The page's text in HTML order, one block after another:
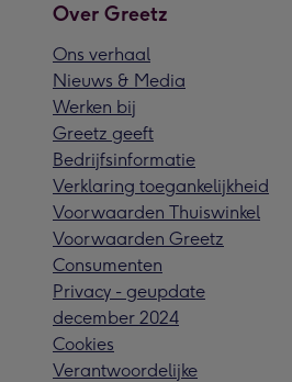
Over Greetz
Ons verhaal
Nieuws & Media
Werken bij
Greetz geeft
Bedrijfsinformatie
Verklaring toegankelijkheid
Voorwaarden Thuiswinkel
Voorwaarden Greetz
Consumenten
Privacy - geupdate
december 2024
Cookies
Verantwoordelijke